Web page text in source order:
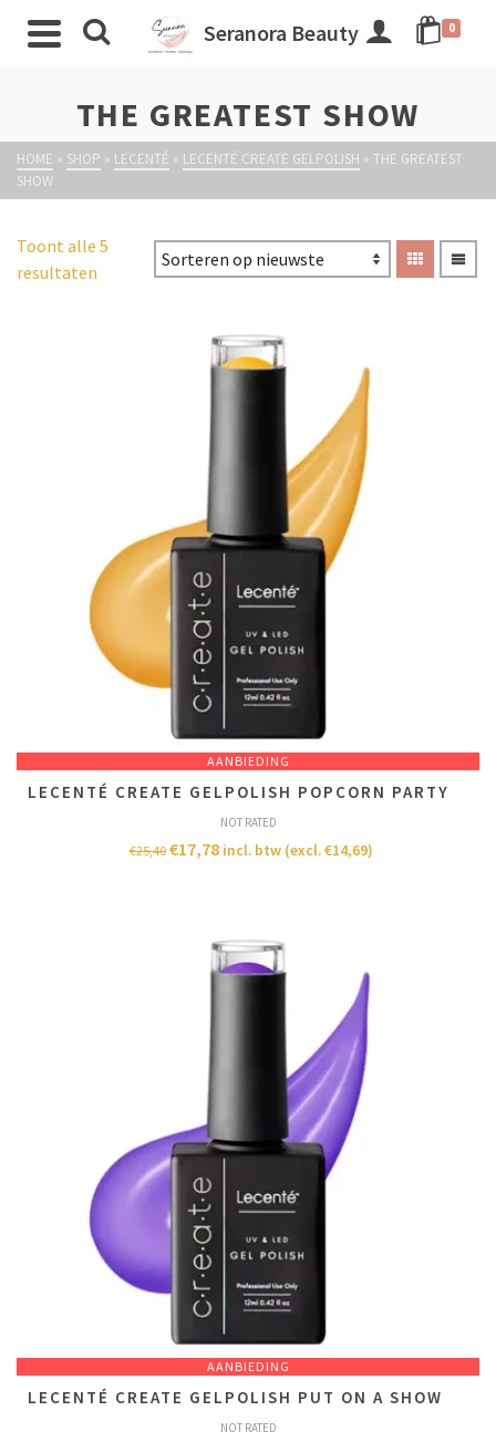
Seranora Beauty 0
THE GREATEST SHOW
HOME » SHOP » LECENTÉ » LECENTÉ CREATE GELPOLISH » THE GREATEST
SHOW
Toont alle 5
resultaten
AANBIEDING
LECENTÉ CREATE GELPOLISH POPCORN PARTY
NOT RATED
€25,40 €17,78 incl. btw (excl.€14,69)
AANBIEDING
LECENTÉ CREATE GELPOLISH PUT ON A SHOW
NOT RATED